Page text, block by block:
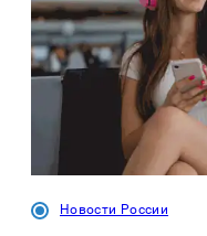
Новости России